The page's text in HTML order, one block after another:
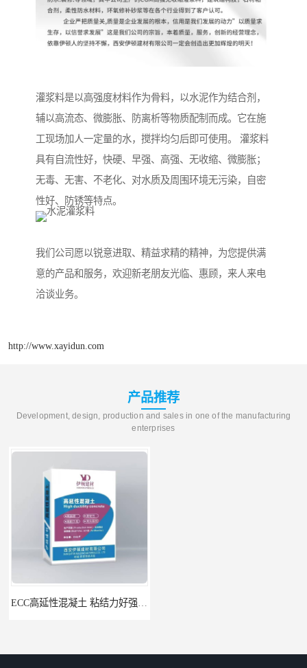
灌浆料是以高强度材料作为骨料，以水泥作为结合剂，
辅以高流态、微膨胀、防离析等物质配制而成。它在施
工现场加人一定量的水，搅拌均匀后即可使用。 灌浆料
具有自流性好，快硬、早强、高强、无收缩、微膨胀；
无毒、无害、不老化、对水质及周围环境无污染，自密
性好、防锈等特点。
我们公司愿以锐意进取、精益求精的精神，为您提供满
意的产品和服务，欢迎新老朋友光临、惠顾，来人来电
洽谈业务。
http://www.xayidun.com
产品推荐
Development, design, production and sales in one of the manufacturing
enterprises